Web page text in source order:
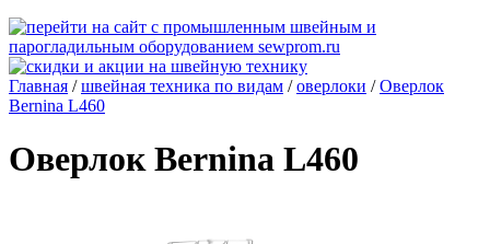
Главная /швейная техника по видам /оверлоки /Оверлок
Bernina L460
Оверлок Bernina L460